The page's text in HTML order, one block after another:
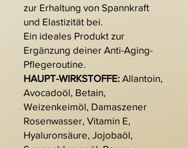
zur Erhaltung von Spannkraft
und Elastizität bei.
Ein ideales Produkt zur
Ergänzung deiner Anti-Aging-
Pflegeroutine.
HAUPT-WIRKSTOFFE: Allantoin,
Avocadoöl, Betain,
Weizenkeimöl, Damaszener
Rosenwasser, Vitamin E,
Hyaluronsäure, Jojobaöl,